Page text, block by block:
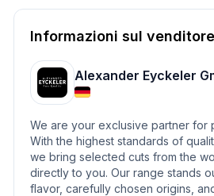
Informazioni sul venditore
Alexander Eyckeler
We are your exclusive partner for
With the highest standards of
we bring selected cuts from the
directly to you. Our range stands
flavor, carefully chosen origins,